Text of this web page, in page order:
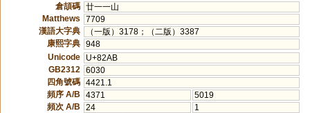
倉頡碼 廿一一山
Matthews
7709
漢語大字典
（一版）3178；（二版）3387
康熙字典 948
Unicode
U+82AB
GB2312
6030
四角號碼 4421.1
頻序 A/B
4371
5019
頻次 A/B
24
1